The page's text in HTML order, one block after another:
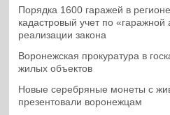
Порядка 1600 гаражей в
кадастровый учет по
реализации закона
Воронежская прокуратура в
жилых объектов
Новые серебряные монеты с
презентовали воронежцам